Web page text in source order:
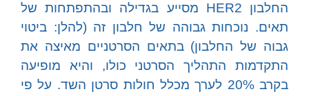
החלבון HER2 מסייע בגדילה ובהתפתחות של
תאים. נוכחות גבוהה של חלבון זה (להלן: ביטוי
גבוה של החלבון) בתאים הסרטניים מאיצה את
התקדמות התהליך הסרטני כולו, והיא מופיעה
בקרב 20% לערך מכלל חולות סרטן השד. על פי